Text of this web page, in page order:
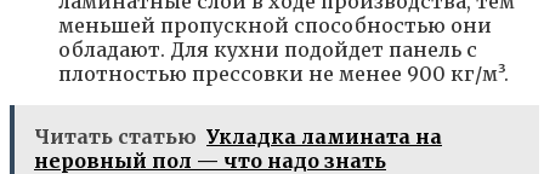
меньшей пропускной способностью они
обладают. Для кухни подойдет панель с
плотностью прессовки не менее 900 кг/м³.
Читать статью Укладка ламината на
неровный пол — что надо знать